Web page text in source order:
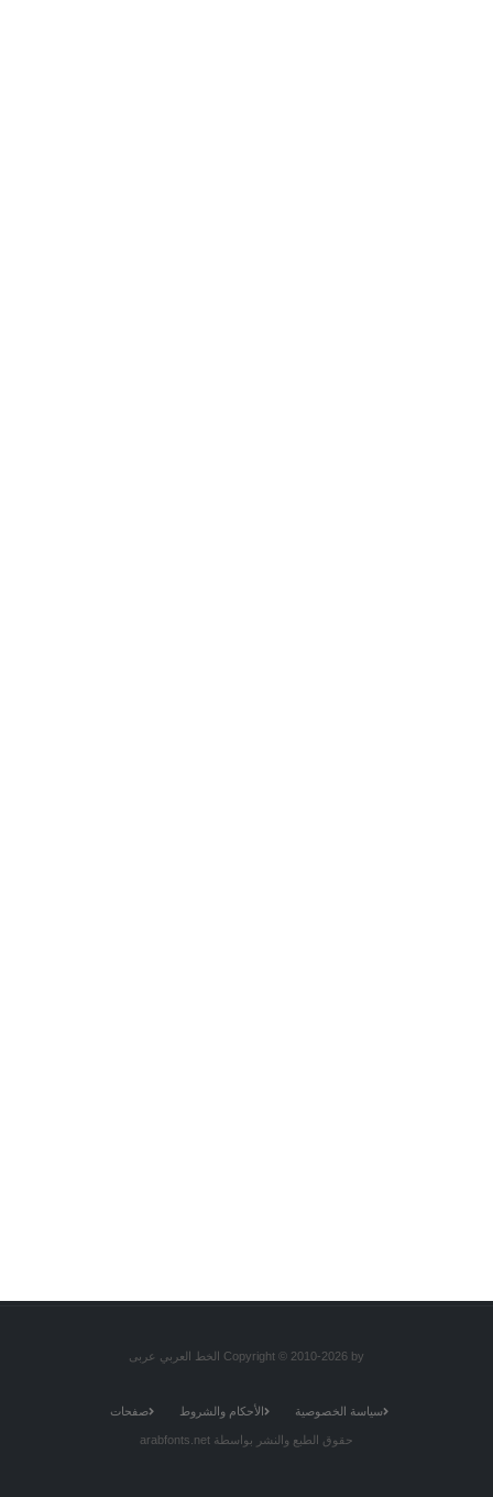
Copyright © 2010-2026 by الخط العربي عربى
سياسة الخصوصية الأحكام والشروط صفحات
حقوق الطبع والنشر بواسطة arabfonts.net